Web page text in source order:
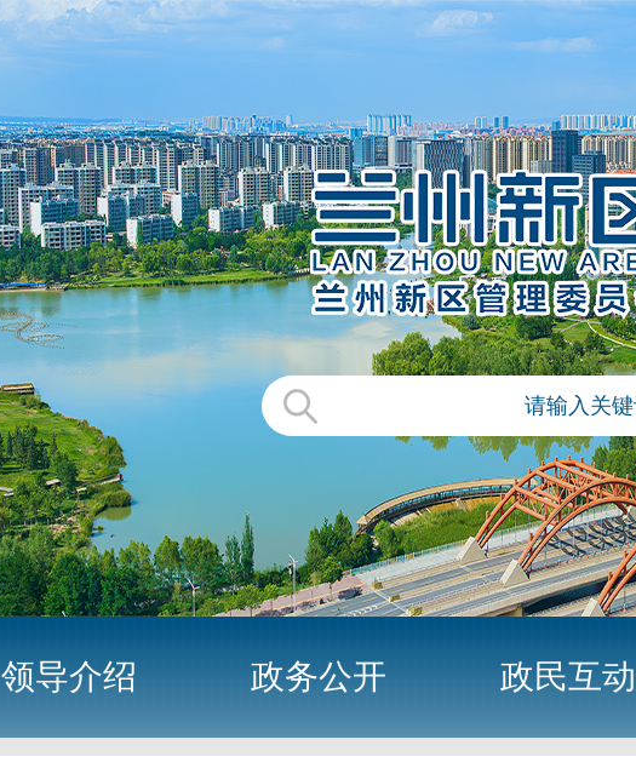
领导介绍 政务公开 政民互动